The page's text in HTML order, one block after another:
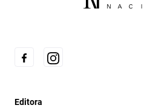
Editora